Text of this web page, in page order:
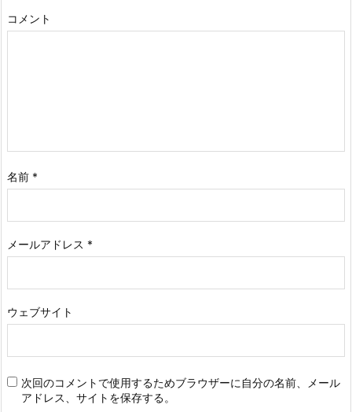
コメント
名前 *
メールアドレス *
ウェブサイト
次回のコメントで使用するためブラウザーに自分の名前、メール
アドレス、サイトを保存する。